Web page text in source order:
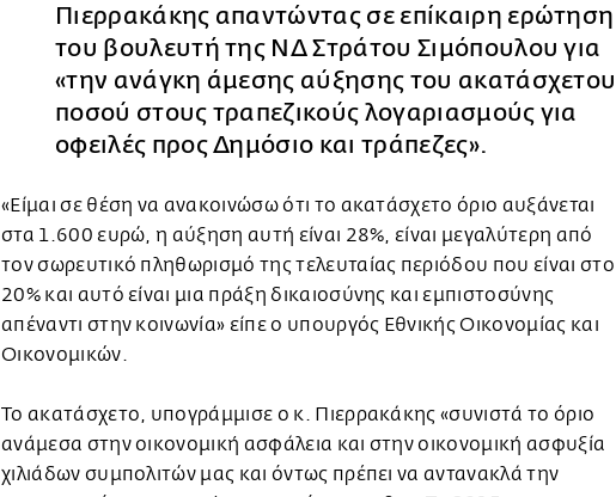
Πιερρακάκης απαντώντας σε επίκαιρη ερώτηση
του βουλευτή της ΝΔ Στράτου Σιμόπουλου για
«την ανάγκη άμεσης αύξησης του ακατάσχετου
ποσού στους τραπεζικούς λογαριασμούς για
οφειλές προς Δημόσιο και τράπεζες».
«Είμαι σε θέση να ανακοινώσω ότι το ακατάσχετο όριο αυξάνεται
στα 1.600 ευρώ, η αύξηση αυτή είναι 28%, είναι μεγαλύτερη από
τον σωρευτικό πληθωρισμό της τελευταίας περιόδου που είναι στο
20% και αυτό είναι μια πράξη δικαιοσύνης και εμπιστοσύνης
απέναντι στην κοινωνία» είπε ο υπουργός Εθνικής Οικονομίας και
Οικονομικών.
Το ακατάσχετο, υπογράμμισε ο κ. Πιερρακάκης «συνιστά το όριο
ανάμεσα στην οικονομική ασφάλεια και στην οικονομική ασφυξία
χιλιάδων συμπολιτών μας και όντως πρέπει να αντανακλά την